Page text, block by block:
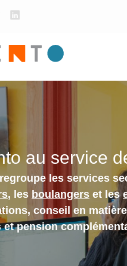
au service
les services
, les boulangers et les
conseil en
et pension